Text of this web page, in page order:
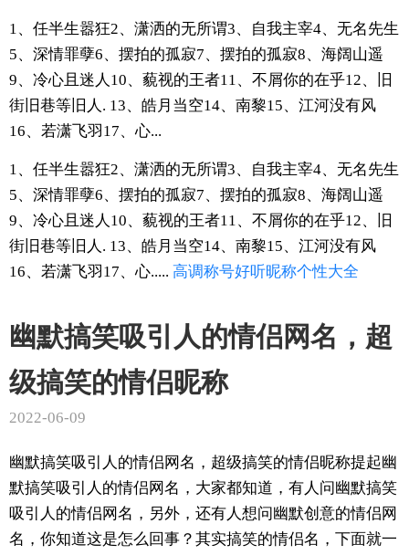
1、任半生嚣狂2、潇洒的无所谓3、自我主宰4、无名先生
5、深情罪孽6、摆拍的孤寂7、摆拍的孤寂8、海阔山遥
9、冷心且迷人10、藐视的王者11、不屑你的在乎12、旧
街旧巷等旧人. 13、皓月当空14、南黎15、江河没有风
16、若潇飞羽17、心...
1、任半生嚣狂2、潇洒的无所谓3、自我主宰4、无名先生
5、深情罪孽6、摆拍的孤寂7、摆拍的孤寂8、海阔山遥
9、冷心且迷人10、藐视的王者11、不屑你的在乎12、旧
街旧巷等旧人. 13、皓月当空14、南黎15、江河没有风
16、若潇飞羽17、心..... 高调称号好听昵称个性大全
幽默搞笑吸引人的情侣网名，超
级搞笑的情侣昵称
2022-06-09
幽默搞笑吸引人的情侣网名，超级搞笑的情侣昵称提起幽
默搞笑吸引人的情侣网名，大家都知道，有人问幽默搞笑
吸引人的情侣网名，另外，还有人想问幽默创意的情侣网
名，你知道这是怎么回事？其实搞笑的情侣名，下面就一